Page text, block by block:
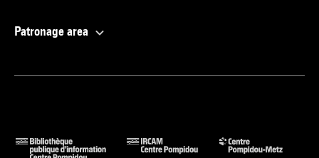
Patronage area